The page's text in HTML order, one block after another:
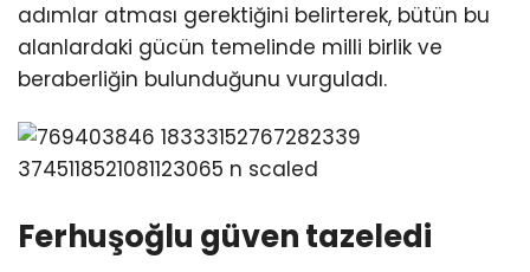
adımlar atması gerektiğini belirterek, bütün bu
alanlardaki gücün temelinde milli birlik ve
beraberliğin bulunduğunu vurguladı.
Ferhuşoğlu güven tazeledi